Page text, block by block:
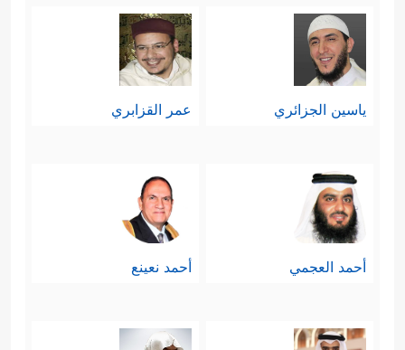
ياسين الجزائري عمر القزابري
أحمد العجمي أحمد نعينع